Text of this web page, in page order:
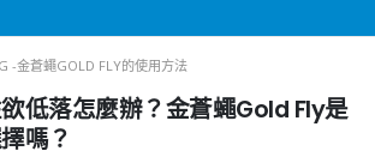
-金蒼蠅GOLD FLY的使用方法
低落怎麼辦？金蒼蠅Gold Fly是
嗎？